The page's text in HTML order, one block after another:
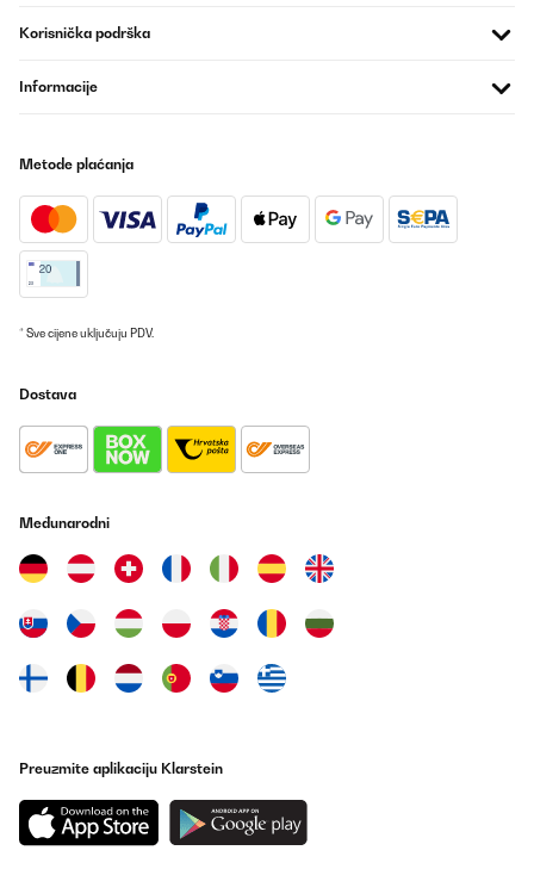
Korisnička podrška
Informacije
Metode plaćanja
* Sve cijene uključuju PDV.
Dostava
Međunarodni
Preuzmite aplikaciju Klarstein